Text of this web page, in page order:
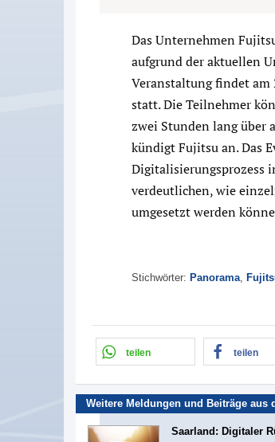
Das Unternehmen
aufgrund der aktuellen
Veranstaltung findet am
statt. Die Teilnehmer
zwei Stunden lang über
kündigt Fujitsu an. Das
Digitalisierungsprozess
verdeutlichen, wie
umgesetzt werden
Stichwörter: Panorama
teilen teilen
Weitere Meldungen und Beiträge aus
Saarland: Digitaler